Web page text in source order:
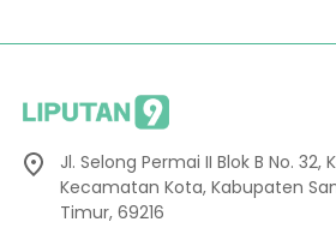
Jl. Selong Permai II Blok B No. 32,
Kecamatan Kota, Kabupaten
Timur, 69216